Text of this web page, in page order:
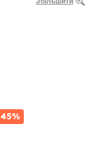
45%